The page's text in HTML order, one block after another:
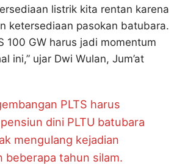
listrik kita rentan karena
ketersediaan pasokan batubara.
100 GW harus jadi momentum
ini,” ujar Dwi Wulan, Jum’at
PLTS harus
dini PLTU batubara
mengulang kejadian
beberapa tahun silam.